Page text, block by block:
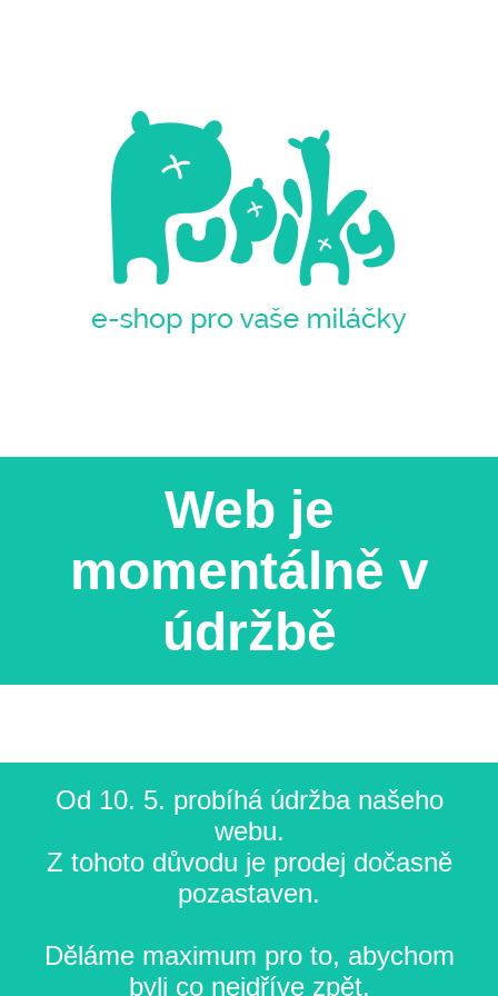
Web je
momentálně v
údržbě
Od 10. 5. probíhá údržba našeho
webu.
Z tohoto důvodu je prodej dočasně
pozastaven.
Děláme maximum pro to, abychom
byli co nejdříve zpět.